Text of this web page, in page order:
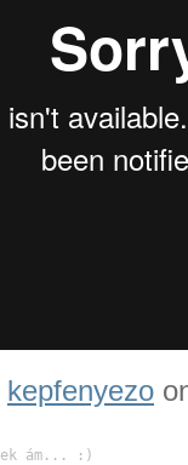
kepfenyezo
ám... :)